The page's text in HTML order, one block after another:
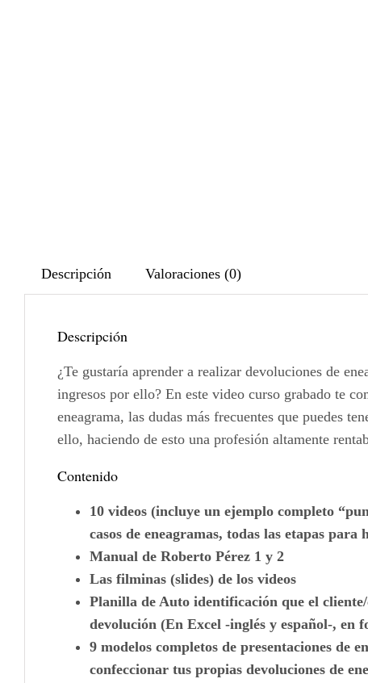
Descripción Valoraciones (0)
Descripción
¿Te gustaría aprender a realizar devoluciones de
ingresos por ello? En este video curso grabado te
eneagrama, las dudas más frecuentes que puedes
ello, haciendo de esto una profesión altamente
Contenido
10 videos (incluye un ejemplo completo
casos de eneagramas, todas las etapas
Manual de Roberto Pérez 1 y 2
Las filminas (slides) de los videos
Planilla de Auto identificación que el
devolución (En Excel -inglés y español-, en
9 modelos completos de presentaciones de
confeccionar tus propias devoluciones de